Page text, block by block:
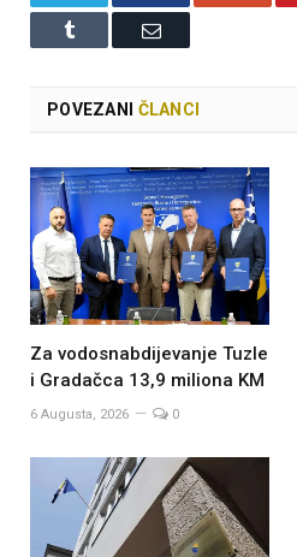
Tumblr Email
POVEZANI ČLANCI
Za vodosnabdijevanje Tuzle
i Gradačca 13,9 miliona KM
6 Augusta, 2026 0